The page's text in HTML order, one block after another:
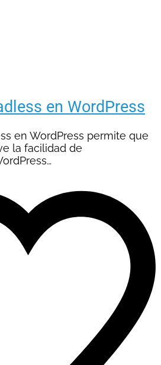
en WordPress
en WordPress permite que
la facilidad de